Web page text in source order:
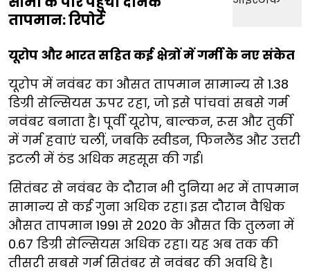
तापमान: रिपोर्ट
यूरोप और भारत सहित कई क्षेत्रों में गर्मी के नए संकेत
यूरोप में नवंबर का औसत तापमान सामान्य से 1.38
डिग्री सेल्सियस ऊपर रहा, जो इसे पांचवां सबसे गर्म
नवंबर बनाता है। पूर्वी यूरोप, बाल्कन, रूस और तुर्की
में गर्म हवाएं चलीं, जबकि स्वीडन, फिनलैंड और उत्तरी
इटली में ठंड अधिक महसूस की गई।
सितंबर से नवंबर के दौरान भी दुनिया भर में तापमान
सामान्य से कई गुना अधिक रहा। इस दौरान वैश्विक
औसत तापमान 1991 से 2020 के औसत कि तुलना में
0.67 डिग्री सेल्सियस अधिक रहा। यह अब तक की
तीसरी सबसे गर्म सितंबर से नवंबर की अवधि है।